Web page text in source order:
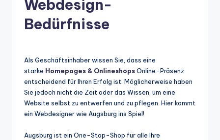
Webdesign-
Bedürfnisse
Als Geschäftsinhaber wissen Sie, dass eine
starke Homepages & OnlineshopsOnline-Präsenz
entscheidend für Ihren Erfolg ist. Möglicherweise haben
Sie jedoch nicht die Zeit oder das Wissen, um eine
Website selbst zu entwerfen und zu pflegen. Hier kommt
ein Webdesigner wie Augsburg ins Spiel!
Augsburg ist ein One-Stop-Shop für alle Ihre